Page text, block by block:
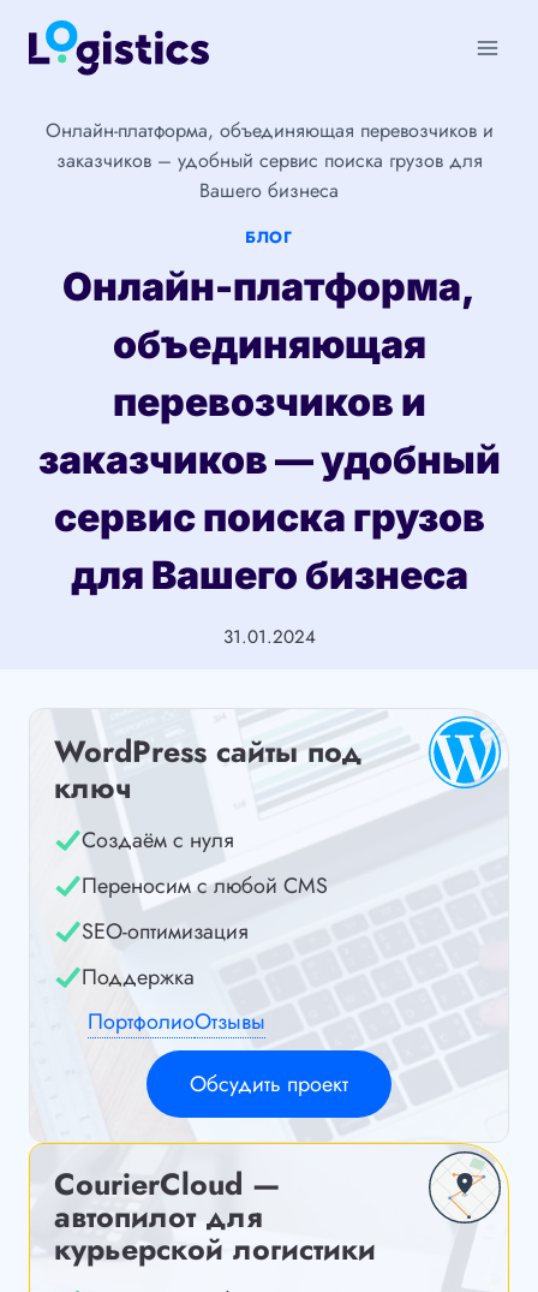
Перейти
Онлайн-платформа, объединяющая перевозчиков и
заказчиков – удобный сервис поиска грузов для
Вашего бизнеса
БЛОГ
Онлайн-платформа,
объединяющая
перевозчиков и
заказчиков — удобный
сервис поиска грузов
для Вашего бизнеса
31.01.2024
WordPress сайты под
ключ
Создаём с нуля
Переносим с любой CMS
SEO-оптимизация
Поддержка
ПортфолиоОтзывы
Обсудить проект
CourierCloud —
автопилот для
курьерской логистики